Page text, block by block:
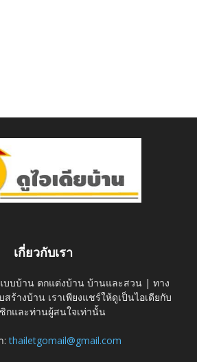
เกี่ยวกับเรา
บบบ้าน ตกแต่งบ้าน บ้านและสวน | ทาง
ร้างบ้าน เราเพียงแชร์ให้ดูเป็นไอเดียกับ
กและท่านผู้สนใจเท่านั้น
:thailetgomail@gmail.com